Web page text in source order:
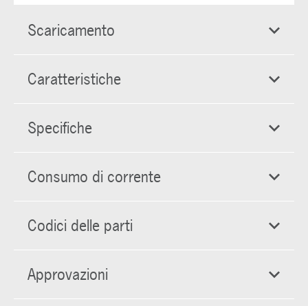
Scaricamento
Caratteristiche
Specifiche
Consumo di corrente
Codici delle parti
Approvazioni